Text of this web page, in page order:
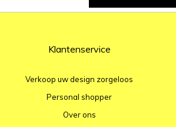
Klantenservice
Verkoop uw design zorgeloos
Personal shopper
Over ons